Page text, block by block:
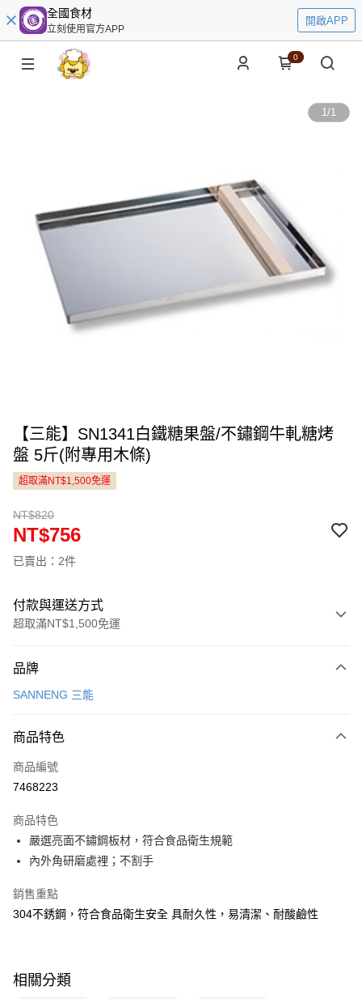
全國食材
立刻使用官方APP
開啟APP
0
1/1
【三能】SN1341白鐵糖果盤/不鏽鋼牛軋糖烤
盤 5斤(附專用木條)
超取滿NT$1,500免運
NT$820
NT$756
已賣出：2件
付款與運送方式
超取滿NT$1,500免運
信用卡一次付款
Apple Pay
悠遊付
全盈+PAY
ATM付款
運送方式
7-11取貨(5kg以內，尺寸不超過90cm)
常溫宅配-(限重20kg以下)
品牌
SANNENG 三能
商品特色
商品編號
7468223
商品特色
嚴選亮面不鏽鋼板材，符合食品衛生規範
內外角研磨處裡；不割手
銷售重點
304不銹鋼，符合食品衛生安全 具耐久性，易清潔、耐酸鹼性
相關分類